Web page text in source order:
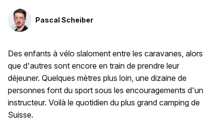
Pascal Scheiber
Des enfants à vélo slaloment entre les caravanes, alors
que d'autres sont encore en train de prendre leur
déjeuner. Quelques mètres plus loin, une dizaine de
personnes font du sport sous les encouragements d'un
instructeur. Voilà le quotidien du plus grand camping de
Suisse.